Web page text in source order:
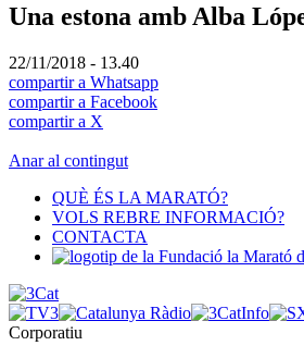
Una estona amb Alba
22/11/2018 - 13.40
compartir a Whatsapp
compartir a Facebook
compartir a X
Anar al contingut
QUÈ ÉS LA MARATÓ?
VOLS REBRE INFORMACIÓ?
CONTACTA
Corporatiu